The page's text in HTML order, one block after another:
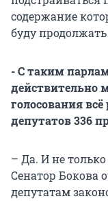
содержание
буду
- С таким
действительно
голосования всё
депутатов 336
– Да. И не только
Сенатор Бокова
депутатам